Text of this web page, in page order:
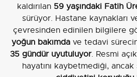
kaldırılan 59 yaşındaki Fatih
sürüyor. Hastane kaynakları
çevresinden edinilen bilgilere
yoğun bakımdave tedavi
35 gündür uyutuluyor. Resmi
hayatını kaybetmediği, ancak